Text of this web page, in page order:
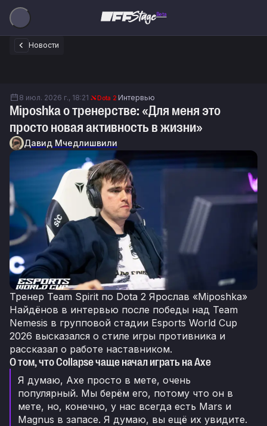
Beta
Новости
8 июл. 2026 г., 18:21 Dota 2 Интервью
Miposhka о тренерстве: «Для меня это
просто новая активность в жизни»
Давид Мчедлишвили
Тренер Team Spirit по Dota 2 Ярослав «Miposhka»
Найдёнов в интервью после победы над Team
Nemesis в групповой стадии Esports World Cup
2026 высказался о стиле игры противника и
рассказал о работе наставником.
О том, что Collapse чаще начал играть на Axe
Я думаю, Axe просто в мете, очень
популярный. Мы берём его, потому что он в
мете, но, конечно, у нас всегда есть Mars и
Magnus в запасе. Я думаю, вы ещё их увидите.